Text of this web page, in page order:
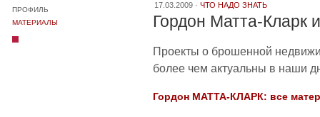
ПРОФИЛЬ
МАТЕРИАЛЫ
17.03.2009 · ЧТО НАДО ЗНАТЬ
Гордон Матта-Кларк
Проекты о брошенной
более чем актуальны в наши
Гордон МАТТА-КЛАРК: все